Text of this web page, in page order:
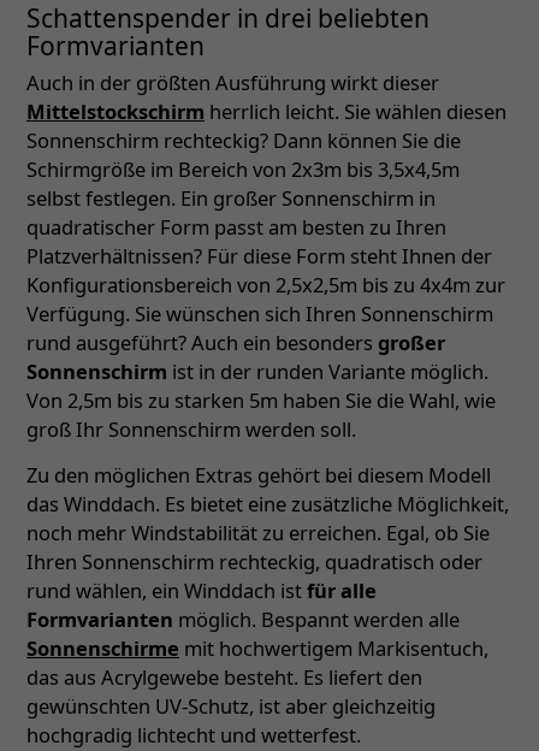
Schattenspender in drei beliebten
Formvarianten
Auch in der größten Ausführung wirkt dieser
Mittelstockschirm herrlich leicht. Sie wählen diesen
Sonnenschirm rechteckig? Dann können Sie die
Schirmgröße im Bereich von 2x3m bis 3,5x4,5m
selbst festlegen. Ein großer Sonnenschirm in
quadratischer Form passt am besten zu Ihren
Platzverhältnissen? Für diese Form steht Ihnen der
Konfigurationsbereich von 2,5x2,5m bis zu 4x4m zur
Verfügung. Sie wünschen sich Ihren Sonnenschirm
rund ausgeführt? Auch ein besonders großer
Sonnenschirm ist in der runden Variante möglich.
Von 2,5m bis zu starken 5m haben Sie die Wahl, wie
groß Ihr Sonnenschirm werden soll.
Zu den möglichen Extras gehört bei diesem Modell
das Winddach. Es bietet eine zusätzliche Möglichkeit,
noch mehr Windstabilität zu erreichen. Egal, ob Sie
Ihren Sonnenschirm rechteckig, quadratisch oder
rund wählen, ein Winddach istfür alle
Formvarianten möglich. Bespannt werden alle
Sonnenschirme mit hochwertigem Markisentuch,
das aus Acrylgewebe besteht. Es liefert den
gewünschten UV-Schutz, ist aber gleichzeitig
hochgradig lichtecht und wetterfest.